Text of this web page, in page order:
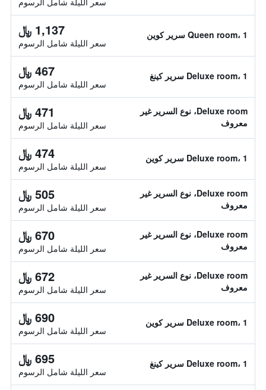
Queen room، 1 سرير كوين 1,137 ﷼
سعر الليلة شامل الرسوم
Deluxe room، 1 سرير كينغ 467 ﷼
سعر الليلة شامل الرسوم
Deluxe room، نوع السرير غير
معروف
471 ﷼
سعر الليلة شامل الرسوم
Deluxe room، 1 سرير كوين 474 ﷼
سعر الليلة شامل الرسوم
Deluxe room، نوع السرير غير
معروف
505 ﷼
سعر الليلة شامل الرسوم
Deluxe room، نوع السرير غير
معروف
670 ﷼
سعر الليلة شامل الرسوم
Deluxe room، نوع السرير غير
معروف
672 ﷼
سعر الليلة شامل الرسوم
Deluxe room، 1 سرير كوين 690 ﷼
سعر الليلة شامل الرسوم
Deluxe room، 1 سرير كينغ 695 ﷼
سعر الليلة شامل الرسوم